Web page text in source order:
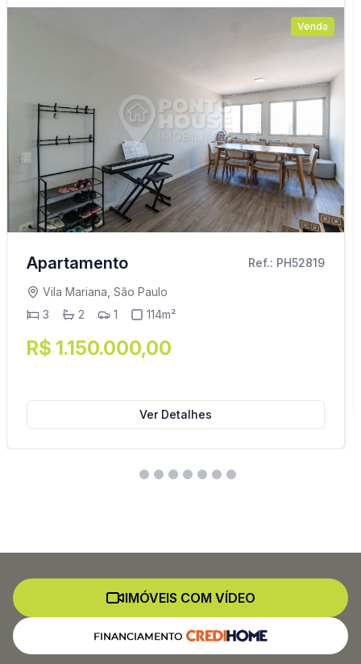
Venda
Apartamento Ref.: PH52819
Vila Mariana, São Paulo
3
2 1 114m²
R$ 1.150.000,00
Ver Detalhes
IMÓVEIS COM VÍDEO